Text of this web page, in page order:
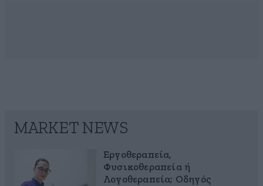
MARKET NEWS
Εργοθεραπεία,
Φυσικοθεραπεία ή
Λογοθεραπεία; Οδηγός